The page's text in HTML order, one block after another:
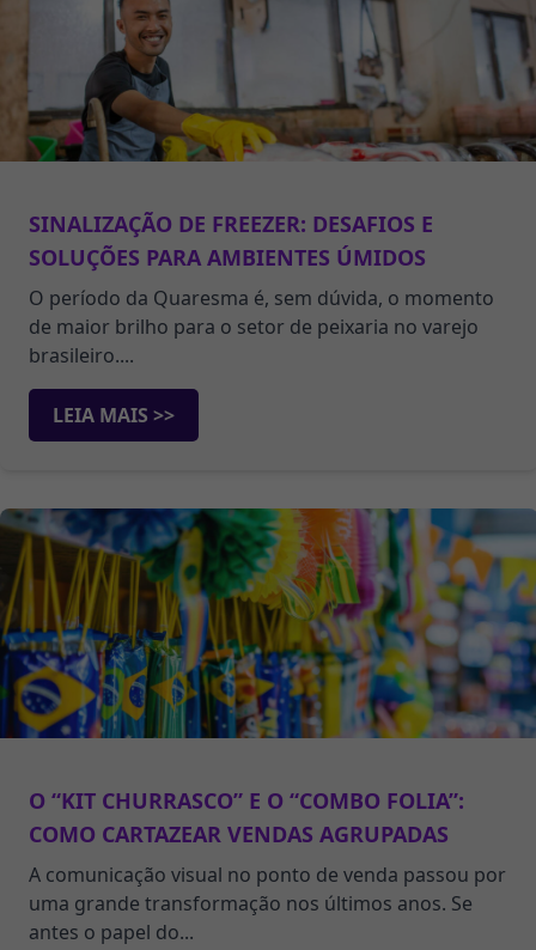
SINALIZAÇÃO DE FREEZER: DESAFIOS E
SOLUÇÕES PARA AMBIENTES ÚMIDOS
O período da Quaresma é, sem dúvida, o momento
de maior brilho para o setor de peixaria no varejo
brasileiro....
LEIA MAIS >>
O “KIT CHURRASCO” E O “COMBO FOLIA”:
COMO CARTAZEAR VENDAS AGRUPADAS
A comunicação visual no ponto de venda passou por
uma grande transformação nos últimos anos. Se
antes o papel do...